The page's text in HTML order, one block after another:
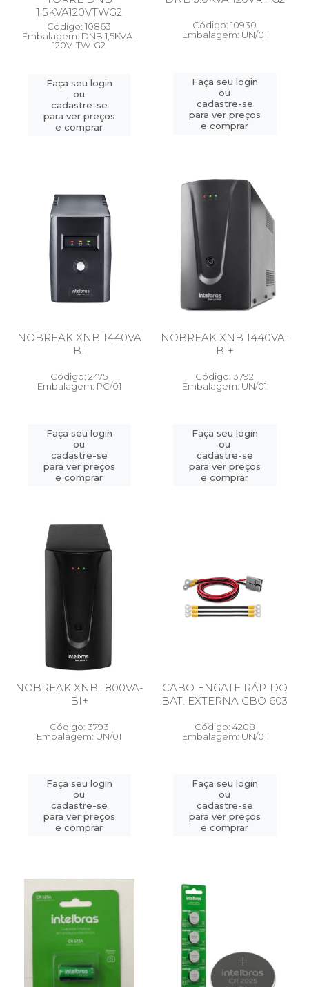
1,5KVA120VTWG2
Código: 10863
Embalagem: DNB 1,5KVA-
120V-TW-G2
Faça seu login
ou
cadastre-se
para ver preços
e comprar
Código: 10930
Embalagem: UN/01
Faça seu login
ou
cadastre-se
para ver preços
e comprar
NOBREAK XNB 1440VA
BI
Código: 2475
Embalagem: PC/01
Faça seu login
ou
cadastre-se
para ver preços
e comprar
NOBREAK XNB 1440VA-
BI+
Código: 3792
Embalagem: UN/01
Faça seu login
ou
cadastre-se
para ver preços
e comprar
NOBREAK XNB 1800VA-
BI+
Código: 3793
Embalagem: UN/01
Faça seu login
ou
cadastre-se
para ver preços
e comprar
CABO ENGATE RÁPIDO
BAT. EXTERNA CBO 603
Código: 4208
Embalagem: UN/01
Faça seu login
ou
cadastre-se
para ver preços
e comprar